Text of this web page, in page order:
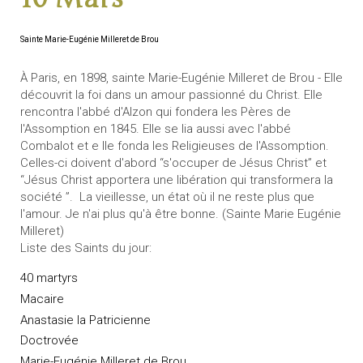
Sainte Marie-Eugénie Milleret de Brou
À Paris, en 1898, sainte Marie-Eugénie Milleret de Brou - Elle
découvrit la foi dans un amour passionné du Christ. Elle
rencontra l'abbé d'Alzon qui fondera les Pères de
l'Assomption en 1845. Elle se lia aussi avec l'abbé
Combalot et e lle fonda les Religieuses de l'Assomption.
Celles-ci doivent d'abord “s'occuper de Jésus Christ” et
“Jésus Christ apportera une libération qui transformera la
société ”. La vieillesse, un état où il ne reste plus que
l'amour. Je n'ai plus qu'à être bonne. (Sainte Marie Eugénie
Milleret)
Liste des Saints du jour:
40 martyrs
Macaire
Anastasie la Patricienne
Doctrovée